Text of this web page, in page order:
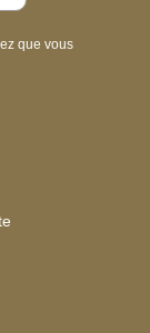
que vous